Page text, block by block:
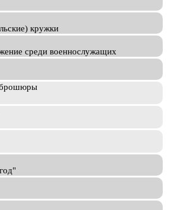
кружки
среди военнослужащих
брошюры